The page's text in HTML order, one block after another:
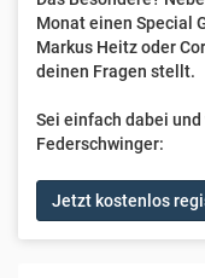
Monat einen Special
Markus Heitz oder
deinen Fragen stellt.
Sei einfach dabei
Federschwinger:
Jetzt kostenlos